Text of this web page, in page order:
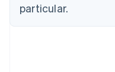
particular.
Chipre
Croácia